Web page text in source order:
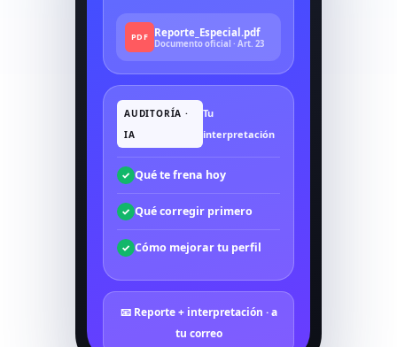
PDF Reporte_Especial.pdf
Documento oficial · Art. 23
AUDITORÍA ·
IA
Tu
interpretación
✓ Qué te frena hoy
✓ Qué corregir primero
✓ Cómo mejorar tu perfil
📧 Reporte + interpretación · a
tu correo